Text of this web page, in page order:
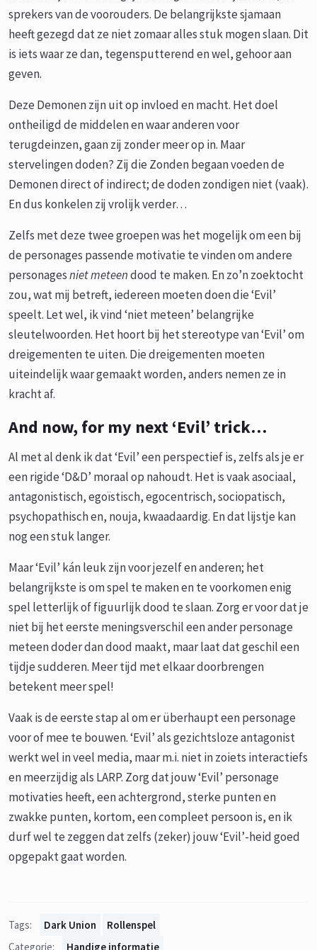
sprekers van de voorouders. De belangrijkste sjamaan
heeft gezegd dat ze niet zomaar alles stuk mogen slaan. Dit
is iets waar ze dan, tegensputterend en wel, gehoor aan
geven.
Deze Demonen zijn uit op invloed en macht. Het doel
ontheiligd de middelen en waar anderen voor
terugdeinzen, gaan zij zonder meer op in. Maar
stervelingen doden? Zij die Zonden begaan voeden de
Demonen direct of indirect; de doden zondigen niet (vaak).
En dus konkelen zij vrolijk verder…
Zelfs met deze twee groepen was het mogelijk om een bij
de personages passende motivatie te vinden om andere
personagesniet meteendood te maken. En zo’n zoektocht
zou, wat mij betreft, iedereen moeten doen die ‘Evil’
speelt. Let wel, ik vind ‘niet meteen’ belangrijke
sleutelwoorden. Het hoort bij het stereotype van ‘Evil’ om
dreigementen te uiten. Die dreigementen moeten
uiteindelijk waar gemaakt worden, anders nemen ze in
kracht af.
And now, for my next ‘Evil’ trick…
Al met al denk ik dat ‘Evil’ een perspectief is, zelfs als je er
een rigide ‘D&D’ moraal op nahoudt. Het is vaak asociaal,
antagonistisch, egoïstisch, egocentrisch, sociopatisch,
psychopathisch en, nouja, kwaadaardig. En dat lijstje kan
nog een stuk langer.
Maar ‘Evil’ kán leuk zijn voor jezelf en anderen; het
belangrijkste is om spel te maken en te voorkomen enig
spel letterlijk of figuurlijk dood te slaan. Zorg er voor dat je
niet bij het eerste meningsverschil een ander personage
meteen doder dan dood maakt, maar laat dat geschil een
tijdje sudderen. Meer tijd met elkaar doorbrengen
betekent meer spel!
Vaak is de eerste stap al om er überhaupt een personage
voor of mee te bouwen. ‘Evil’ als gezichtsloze antagonist
werkt wel in veel media, maar m.i. niet in zoiets interactiefs
en meerzijdig als LARP. Zorg dat jouw ‘Evil’ personage
motivaties heeft, een achtergrond, sterke punten en
zwakke punten, kortom, een compleet persoon is, en ik
durf wel te zeggen dat zelfs (zeker) jouw ‘Evil’-heid goed
opgepakt gaat worden.
Tags: Dark Union
Rollenspel
Categorie:
Handige informatie